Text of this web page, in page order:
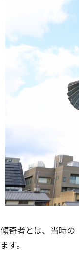
傾奇者とは、当時の
ます。